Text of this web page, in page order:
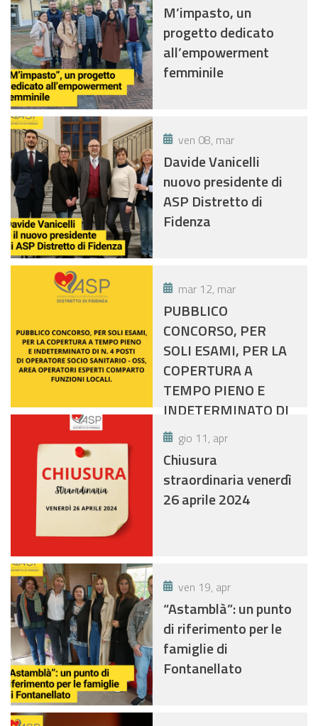
M’impasto, un
progetto dedicato
all’empowerment
femminile
ven 08, mar
Davide Vanicelli
nuovo presidente di
ASP Distretto di
Fidenza
mar 12, mar
PUBBLICO
CONCORSO, PER
SOLI ESAMI, PER LA
COPERTURA A
TEMPO PIENO E
INDETERMINATO DI
N. 4 POSTI- OSS
gio 11, apr
Chiusura
straordinaria venerdì
26 aprile 2024
ven 19, apr
“Astamblà”: un punto
di riferimento per le
famiglie di
Fontanellato